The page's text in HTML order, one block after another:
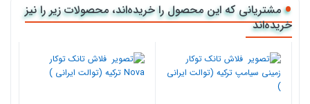
• ساخت کمپانی oliver ایتالیا
مشتریانی که این محصول را خریده‌اند، محصولات زیر را نیز
خریده‌اند